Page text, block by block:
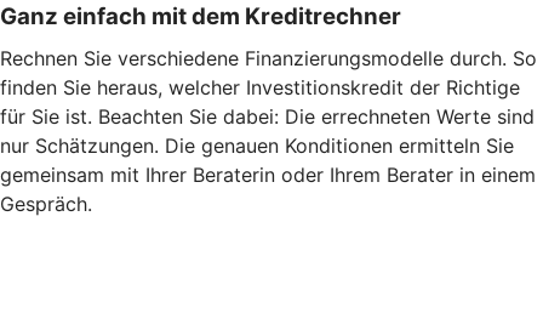
Ganz einfach mit dem Kreditrechner
Rechnen Sie verschiedene Finanzierungsmodelle durch. So
finden Sie heraus, welcher Investitionskredit der Richtige
für Sie ist. Beachten Sie dabei: Die errechneten Werte sind
nur Schätzungen. Die genauen Konditionen ermitteln Sie
gemeinsam mit Ihrer Beraterin oder Ihrem Berater in einem
Gespräch.